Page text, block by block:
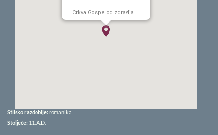
Crkva Gospe od zdravlja
Stilsko razdoblje: romanika
Stoljeće: 11. A.D.